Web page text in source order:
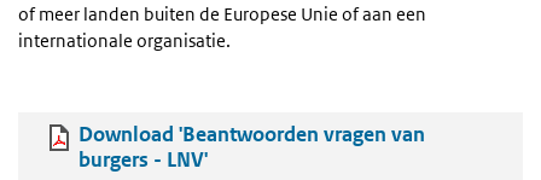
of meer landen buiten de Europese Unie of aan een
internationale organisatie.
Download 'Beantwoorden vragen van
burgers - LNV'